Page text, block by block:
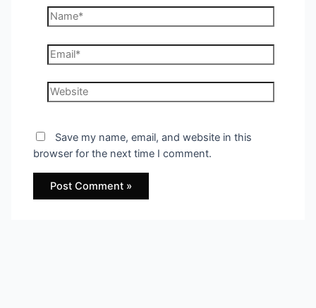
Name*
Email*
Website
Save my name, email, and website in this
browser for the next time I comment.